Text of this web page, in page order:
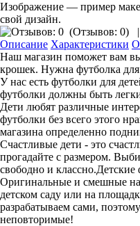
Изображение — пример
свой дизайн.
(Отзывов: 0) |
Описание Характеристики
Наш магазин поможет вам
крошек. Нужна футболка для
У нас есть футболки для
футболки должны быть
Дети любят различные
футболки без всего этого
магазина определенно
Счастливые дети - это
прогадайте с размером.
свободно и классно.Детские
Оригинальные и смешные
детском саду или на
разрабатываем сами,
неповторимые!